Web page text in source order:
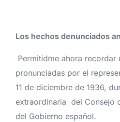
Los hechos denunciados
Permitidme ahora recordar
pronunciadas por el
11 de diciembre de 1936,
extraordinaria del Consejo
del Gobierno español.